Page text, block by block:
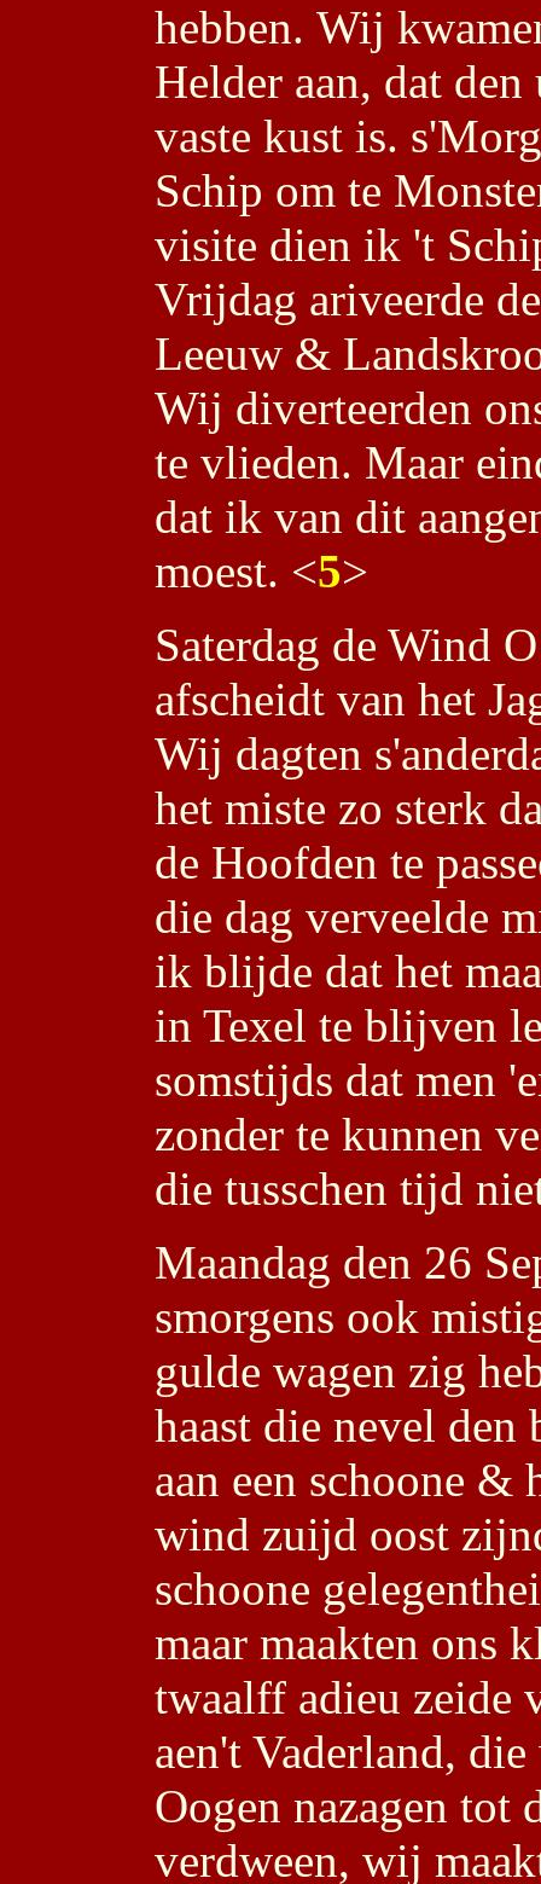
hebben. Wij
Helder aan, dat
vaste kust is.
Schip om te
visite dien ik 't
Vrijdag ariveerde
Leeuw &
Wij diverteerden
te vlieden. Maar
dat ik van dit
moest. <5>
Saterdag de Wind
afscheidt van het
Wij dagten
het miste zo sterk
de Hoofden te
die dag verveelde
ik blijde dat het
in Texel te blijven
somstijds dat men
zonder te kunnen
die tusschen tijd
Maandag den 26
smorgens ook
gulde wagen zig
haast die nevel den
aan een schoone &
wind zuijd oost
schoone
maar maakten ons
twaalff adieu zeide
aen't Vaderland,
Oogen nazagen tot
verdween, wij